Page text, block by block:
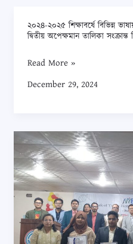
বিজ্ঞপ্তি
২০২৪-২০২৫ শিক্ষাবর্ষে বিভিন্ন
দ্বিতীয় অপেক্ষমান তালিকা সংক্রান্ত
২০২৪-২০২৫
বিভিন্ন
কোর্সের
দ্বিতীয়
অপেক্ষমান
তালিকা
সংক্রান্ত
বিজ্ঞপ্তি
Read More »
December 29, 2024
জাতীয়
বায়োটেকনোলজি
থিসিস
উপস্থাপন
প্রতিযোগিতার
ফাইনালে
চ্যাম্পিয়ন